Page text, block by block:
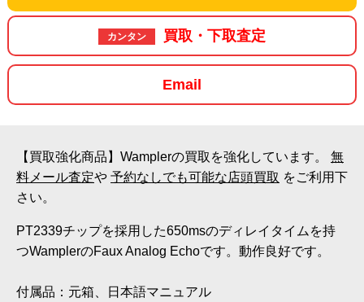
カンタン 買取・下取査定
Email
【買取強化商品】Wamplerの買取を強化しています。 無
料メール査定や 予約なしでも可能な店頭買取 をご利用下
さい。
PT2339チップを採用した650msのディレイタイムを持
つWamplerのFaux Analog Echoです。動作良好です。
付属品：元箱、日本語マニュアル